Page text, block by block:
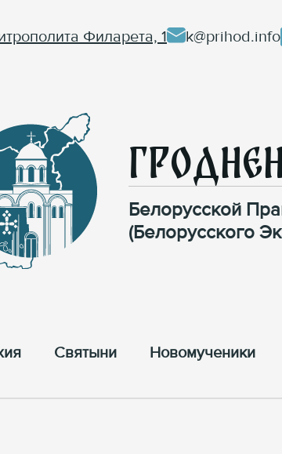
Филарета, 1 k@prihod.info
Белорусской
(Белорусского
Cвятыни Новомученики